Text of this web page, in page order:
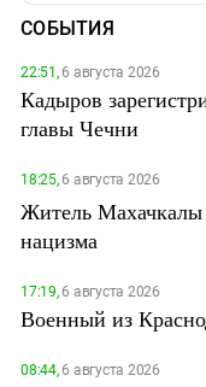
СОБЫТИЯ
22:51,6 августа 2026
Кадыров
главы Чечни
18:25,6 августа 2026
Житель Махачкалы
нацизма
17:19,6 августа 2026
Военный из
08:44,6 августа 2026